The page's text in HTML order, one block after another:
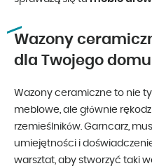
Wazony
dla Twojego domu
Wazony ceramiczne to nie
meblowe, ale głównie
rzemieślników. Garncarz,
umiejętności i
warsztat, aby stworzyć taki